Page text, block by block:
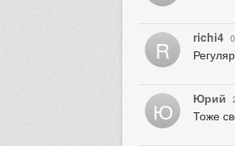
R richi4
Ю Юрий
Тоже